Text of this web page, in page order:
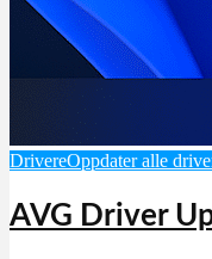
DrivereOppdater alle
AVG Driver